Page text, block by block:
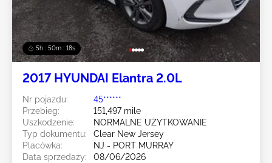
5h : 50m : 16s
2017 HYUNDAI Elantra 2.0L
Nr pojazdu:
45******
Przebieg:
151,497 mile
Uszkodzenie:
NORMALNE UŻYTKOWANIE
Typ dokumentu:
Clear New Jersey
Placówka:
NJ - PORT MURRAY
Data sprzedaży:
08/06/2026